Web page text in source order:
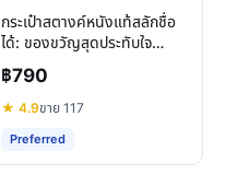
กระเป๋าสตางค์หนังแท้สลักชื่อ
ได้: ของขวัญสุดประทับใจ
สำหรับผู้ชาย
฿790
★ 4.9ขาย 117
Preferred